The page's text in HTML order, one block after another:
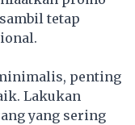
tetap
penting
Lakukan
yang sering